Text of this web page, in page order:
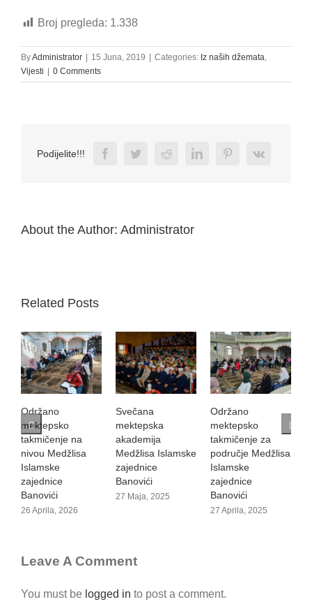
Broj pregleda: 1.338
ByAdministrator | 15 Juna, 2019 | Categories: Iz naših džemata
Vijesti | 0 Comments
Podijelite!!! FacebookTwitterRedditLinkedInPinterestVk
About the Author: Administrator
Related Posts
Održano
mektepsko
takmičenje na
nivou Medžlisa
Islamske
zajednice
Banovići
26 Aprila, 2026
Svečana
mektepska
akademija
Medžlisa Islamske
zajednice
Banovići
27 Maja, 2025
Održano
mektepsko
takmičenje za
područje Medžlisa
Islamske
zajednice
Banovići
27 Aprila, 2025
Leave A Comment
You must be logged in to post a comment.